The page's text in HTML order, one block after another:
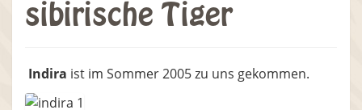
sibirische Tiger
Indira ist im Sommer 2005 zu uns gekommen.